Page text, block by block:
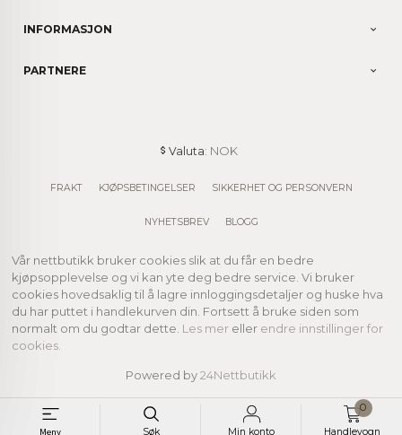
Meny Søk Min konto Handlevogn
0
INFORMASJON
PARTNERE
Valuta: NOK
FRAKT KJØPSBETINGELSER SIKKERHET OG PERSONVERN
NYHETSBREV BLOGG
Vår nettbutikk bruker cookies slik at du får en bedre
kjøpsopplevelse og vi kan yte deg bedre service. Vi bruker
cookies hovedsaklig til å lagre innloggingsdetaljer og huske hva
du har puttet i handlekurven din. Fortsett å bruke siden som
normalt om du godtar dette. Les mer eller endre innstillinger for
cookies.
Powered by24Nettbutikk